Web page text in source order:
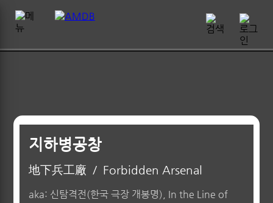
지하병공창
地下兵工廠 / Forbidden Arsenal
aka: 신탐격전(한국 극장 개봉명), In the Line of